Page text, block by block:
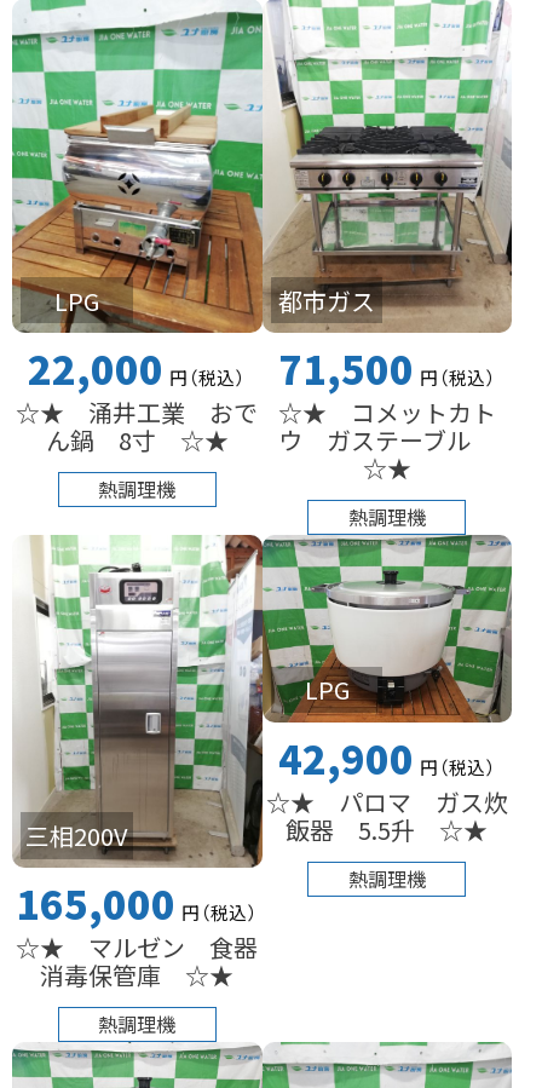
LPG
22,000 円（税込）
☆★ 涌井工業 おで
ん鍋 8寸 ☆★
熱調理機
都市ガス
71,500 円（税込）
☆★ コメットカト
ウ ガステーブル
☆★
熱調理機
三相200V
165,000 円（税込）
☆★ マルゼン 食器
消毒保管庫 ☆★
熱調理機
LPG
42,900 円（税込）
☆★ パロマ ガス炊
飯器 5.5升 ☆★
熱調理機